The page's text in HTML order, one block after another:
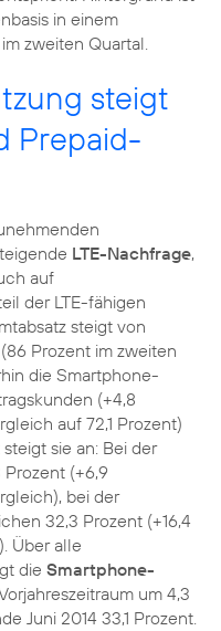
in einem
zweiten Quartal.
steigt
Prepaid-
LTE-Nachfrage,
auf
der LTE-fähigen
steigt von
Prozent im zweiten
die Smartphone-
(+4,8
auf 72,1 Prozent)
sie an: Bei der
Prozent (+6,9
bei der
32,3 Prozent (+16,4
Über alle
die Smartphone-
um 4,3
Juni 2014 33,1 Prozent.